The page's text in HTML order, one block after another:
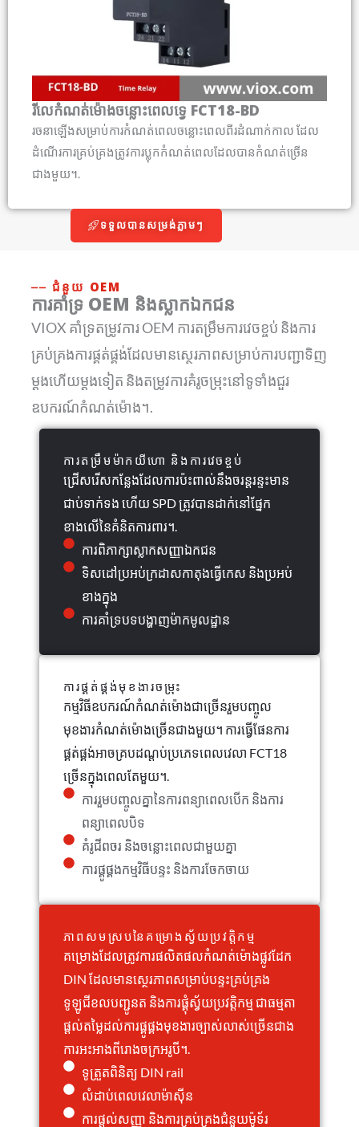
រីលេកំណត់ម៉ោងចន្លោះពេលទ្វេ FCT18-BD
រចនាឡើងសម្រាប់ការកំណត់ពេលចន្លោះពេលពីរដំណាក់កាល ដែល
ដំណើរការគ្រប់គ្រងត្រូវការប្លុកកំណត់ពេលដែលបានកំណត់ច្រើន
ជាងមួយ។.
ទទួលបានសម្រង់ភ្លាមៗ
⎯⎯ ជំនួយ OEM
ការគាំទ្រ OEM និងស្លាកឯកជន
VIOX គាំទ្រតម្រូវការ OEM ការតម្រឹមការវេចខ្ចប់ និងការ
គ្រប់គ្រងការផ្គត់ផ្គង់ដែលមានស្ថេរភាពសម្រាប់ការបញ្ជាទិញ
ម្តងហើយម្តងទៀត និងតម្រូវការគំរូចម្រុះនៅទូទាំងជួរ
ឧបករណ៍កំណត់ម៉ោង។.
ការតម្រឹមម៉ាកយីហោ និងការវេចខ្ចប់
ជ្រើសរើសកន្លែងដែលការប៉ះពាល់នឹងចរន្តរន្ទះមាន
ជាប់ទាក់ទង ហើយ SPD ត្រូវបានដាក់នៅផ្នែក
ខាងលើនៃគំនិតការពារ។.
ការពិភាក្សាស្លាកសញ្ញាឯកជន
ទិសដៅប្រអប់ក្រដាសកាតុងធ្វើកេស និងប្រអប់
ខាងក្នុង
ការគាំទ្របទបង្ហាញម៉ាកមូលដ្ឋាន
ការផ្គត់ផ្គង់មុខងារចម្រុះ
កម្មវិធីឧបករណ៍កំណត់ម៉ោងជាច្រើនរួមបញ្ចូល
មុខងារកំណត់ម៉ោងច្រើនជាងមួយ។ ការធ្វើផែនការ
ផ្គត់ផ្គង់អាចគ្របដណ្តប់ប្រភេទពេលវេលា FCT18
ច្រើនក្នុងពេលតែមួយ។.
ការរួមបញ្ចូលគ្នានៃការពន្យាពេលបើក និងការ
ពន្យាពេលបិទ
គំរូជីពចរ និងចន្លោះពេលជាមួយគ្នា
ការផ្គូផ្គងកម្មវិធីបន្ទះ និងការចែកចាយ
ភាពសមស្របនៃគម្រោងស្វ័យប្រវត្តិកម្ម
គម្រោងដែលត្រូវការផលិតផលកំណត់ម៉ោងផ្លូវដែក
DIN ដែលមានស្ថេរភាពសម្រាប់បន្ទះគ្រប់គ្រង
ទូឡូជីខលបញ្ជូនត និងការផ្គុំស្វ័យប្រវត្តិកម្ម ជាធម្មតា
ផ្តល់តម្លៃដល់ការផ្គូផ្គងមុខងារច្បាស់លាស់ច្រើនជាង
ការអះអាងពីរោងចក្រអរូបី។.
ទូត្រួតពិនិត្យ DIN rail
លំដាប់ពេលវេលាម៉ាស៊ីន
ការផ្តល់សញ្ញា និងការគ្រប់គ្រងជំនួយម៉ូទ័រ